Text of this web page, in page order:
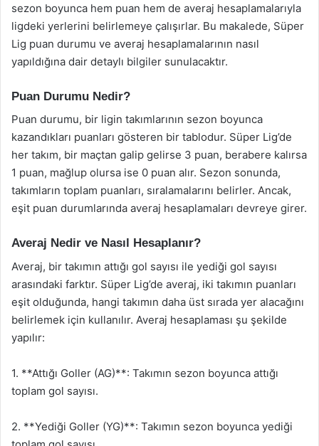
sezon boyunca hem puan hem de averaj hesaplamalarıyla
ligdeki yerlerini belirlemeye çalışırlar. Bu makalede, Süper
Lig puan durumu ve averaj hesaplamalarının nasıl
yapıldığına dair detaylı bilgiler sunulacaktır.
Puan Durumu Nedir?
Puan durumu, bir ligin takımlarının sezon boyunca
kazandıkları puanları gösteren bir tablodur. Süper Lig’de
her takım, bir maçtan galip gelirse 3 puan, berabere kalırsa
1 puan, mağlup olursa ise 0 puan alır. Sezon sonunda,
takımların toplam puanları, sıralamalarını belirler. Ancak,
eşit puan durumlarında averaj hesaplamaları devreye girer.
Averaj Nedir ve Nasıl Hesaplanır?
Averaj, bir takımın attığı gol sayısı ile yediği gol sayısı
arasındaki farktır. Süper Lig’de averaj, iki takımın puanları
eşit olduğunda, hangi takımın daha üst sırada yer alacağını
belirlemek için kullanılır. Averaj hesaplaması şu şekilde
yapılır:
1. **Attığı Goller (AG)**: Takımın sezon boyunca attığı
toplam gol sayısı.
2. **Yediği Goller (YG)**: Takımın sezon boyunca yediği